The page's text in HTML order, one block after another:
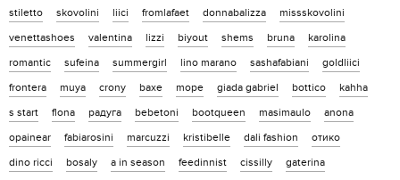
stiletto
skovolini liici fromlafaet donnabalizza
missskovolini
venettashoes
valentina lizzi biyout shems bruna
karolina
romantic
sufeina summergirl lino marano sashafabiani
goldliici
frontera
muya crony baxe mope giada gabriel bottico
kahha
s start
flona радуга bebetoni bootqueen masimaulo
anona
opainear
fabiarosini marcuzzi kristibelle dali fashion
отико
dino ricci
bosaly a in season feedinnist cissilly
gaterina